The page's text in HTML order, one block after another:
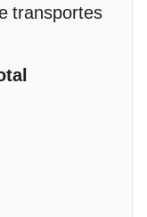
transportes